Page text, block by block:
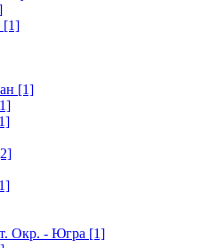
[1]
[1]
Окр. - Югра [1]